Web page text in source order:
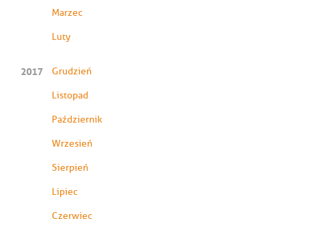
Marzec
Luty
2017 Grudzień
Listopad
Październik
Wrzesień
Sierpień
Lipiec
Czerwiec